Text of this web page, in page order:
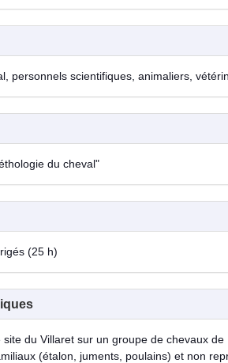
personnels scientifiques, animaliers,
du cheval"
(25 h)
du Villaret sur un groupe de chevaux
(étalon, juments, poulains) et non